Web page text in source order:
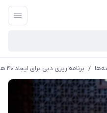
/ برنامه ریزی دبی برای ایجاد ۴۰ هزار شغل در متاورس